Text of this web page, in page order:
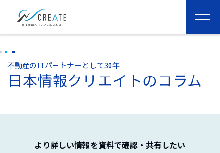
不動産のITパートナーとして30年
日本情報クリエイトのコラム
より詳しい情報を資料で確認・共有したい